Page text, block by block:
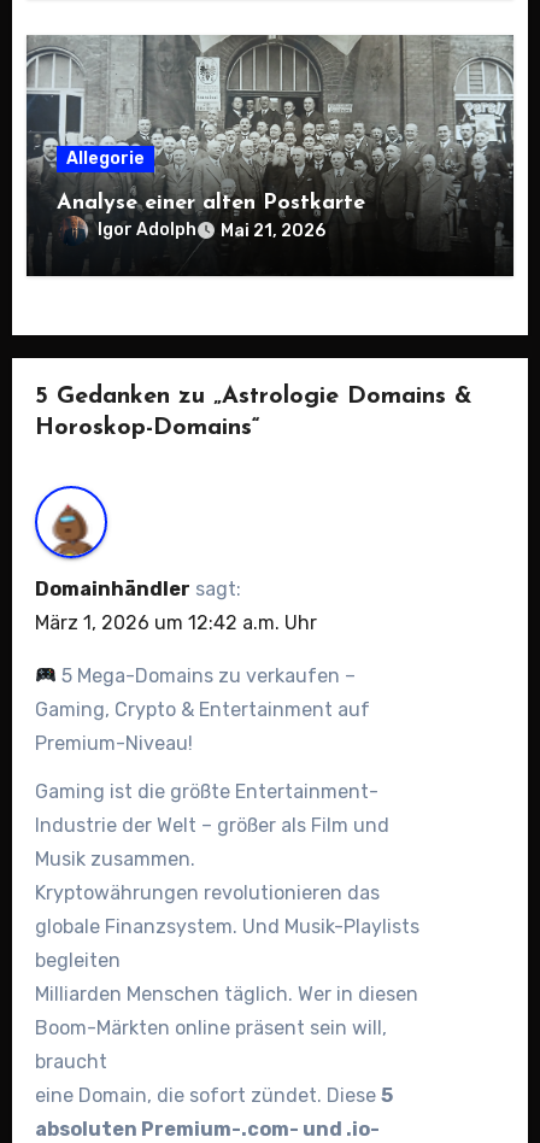
Allegorie
Analyse einer alten Postkarte
Igor Adolph Mai 21, 2026
5 Gedanken zu „Astrologie Domains &
Horoskop-Domains“
Domainhändler sagt:
März 1, 2026 um 12:42 a.m. Uhr
5 Mega-Domains zu verkaufen –
Gaming, Crypto & Entertainment auf
Premium-Niveau!
Gaming ist die größte Entertainment-
Industrie der Welt – größer als Film und
Musik zusammen.
Kryptowährungen revolutionieren das
globale Finanzsystem. Und Musik-Playlists
begleiten
Milliarden Menschen täglich. Wer in diesen
Boom-Märkten online präsent sein will,
braucht
eine Domain, die sofort zündet. Diese 5
absoluten Premium-.com- und .io-